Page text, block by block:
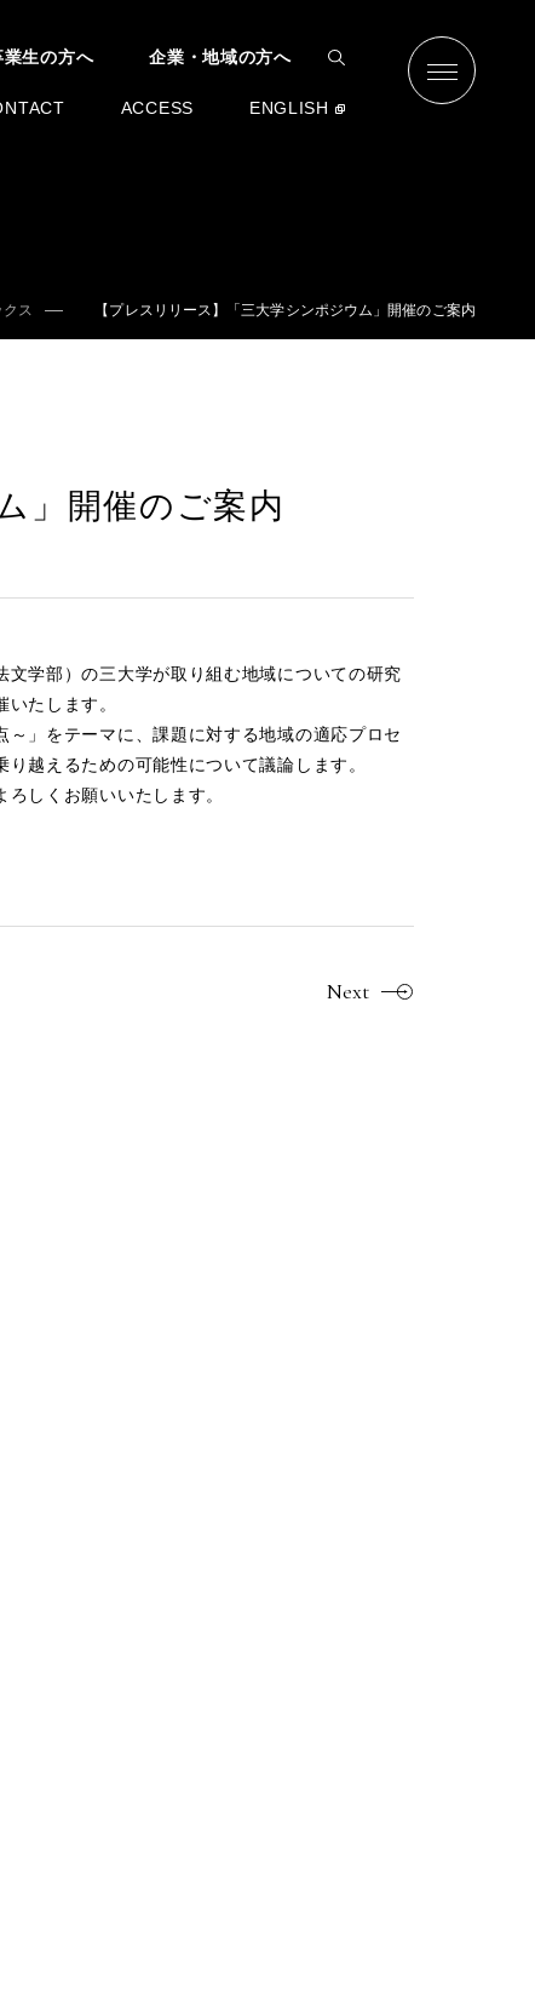
業生の方へ 企業・地域の方へ
ACCESS ENGLISH
クス 【プレスリリース】「三大学シンポジウム」開催のご案内
」開催のご案内
学部）の三大学が取り組む地域についての研究
たします。
～」をテーマに、課題に対する地域の適応プロセ
越えるための可能性について議論します。
しくお願いいたします。
Next